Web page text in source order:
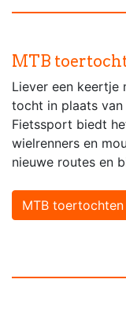
MTB
Liever een keertje
tocht in plaats van
Fietssport biedt
wielrenners en
nieuwe routes en
MTB toertochten